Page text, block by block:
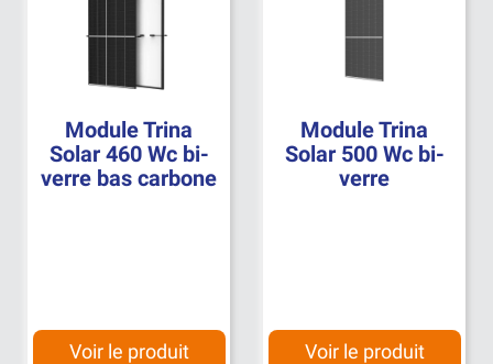
Module Trina
Solar 460 Wc bi-
verre bas carbone
Voir le produit
Module Trina
Solar 500 Wc bi-
verre
Voir le produit